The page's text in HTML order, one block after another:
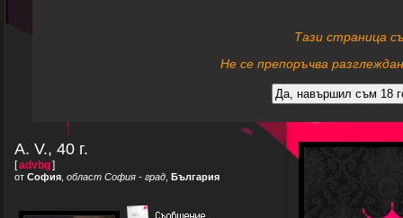
Тази страница
Не се препоръчва
A. V., 40 г.
[advbg]
от София област София - град България